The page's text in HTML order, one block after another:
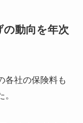
の動向を年次
各社の保険料も